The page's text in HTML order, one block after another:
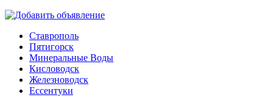
Ставрополь
Пятигорск
Минеральные Воды
Кисловодск
Железноводск
Ессентуки